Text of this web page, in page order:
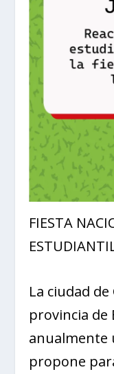
FIESTA
La ciudad
provincia de
anualmente
propone